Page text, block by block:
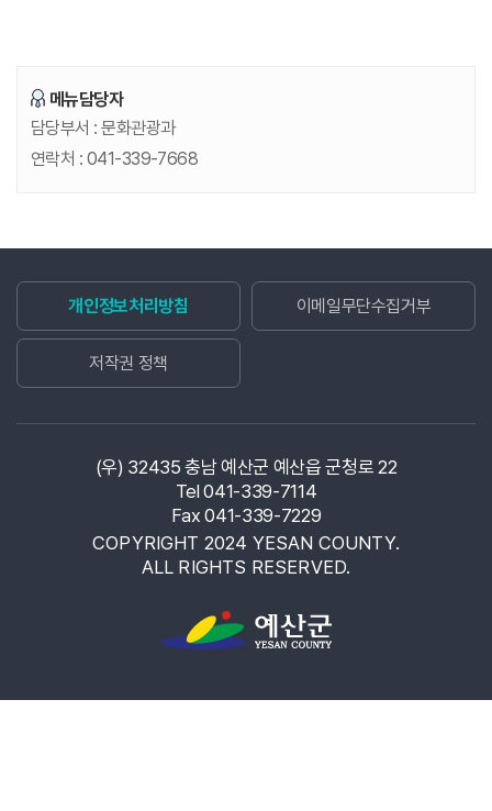
메뉴담당자
담당부서 :문화관광과
연락처 : 041-339-7668
개인정보처리방침 이메일무단수집거부
저작권 정책
(우) 32435 충남 예산군 예산읍 군청로 22
Tel 041-339-7114
Fax 041-339-7229
COPYRIGHT 2024 YESAN COUNTY.
ALL RIGHTS RESERVED.